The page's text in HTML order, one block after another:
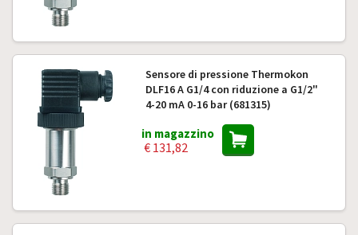
Sensore di pressione Thermokon
DLF16 A G1/4 con riduzione a G1/2"
4-20 mA 0-16 bar (681315)
in magazzino
€ 131,82